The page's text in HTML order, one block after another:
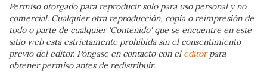
Permiso otorgado para reproducir solo para uso personal y no
comercial. Cualquier otra reproducción, copia o reimpresión de
todo o parte de cualquier 'Contenido' que se encuentre en este
sitio web está estrictamente prohibida sin el consentimiento
previo del editor. Póngase en contacto con el editorpara
obtener permiso antes de redistribuir.